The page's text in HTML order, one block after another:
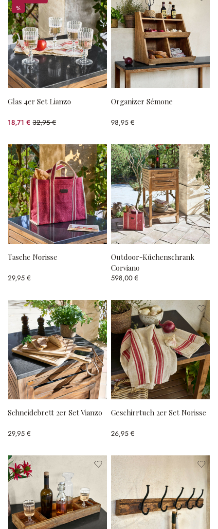
%
%
Glas 4er Set Lianzo
18,71 € 32,95 €
(43.22% gespart)
Organizer Sémone
98,95 €
Tasche Norisse
29,95 €
Outdoor-Küchenschrank
Corviano
598,00 €
Schneidebrett 2er Set Vianzo
29,95 €
Geschirrtuch 2er Set Norisse
26,95 €